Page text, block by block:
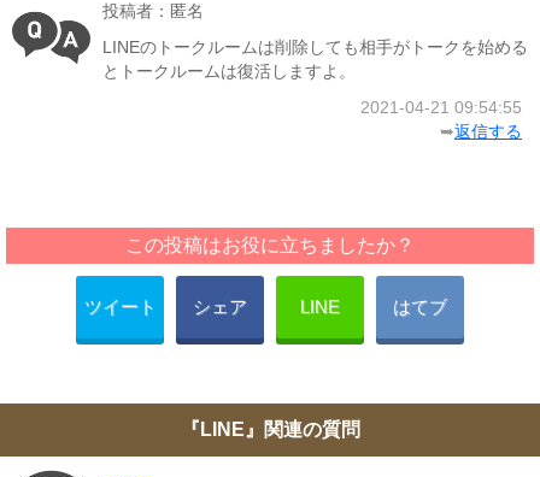
投稿者：匿名
LINEのトークルームは削除しても相手がトークを始める
とトークルームは復活しますよ。
2021-04-21 09:54:55
➥返信する
この投稿はお役に立ちましたか？
ツイート シェア LINE はてブ
『LINE』関連の質問